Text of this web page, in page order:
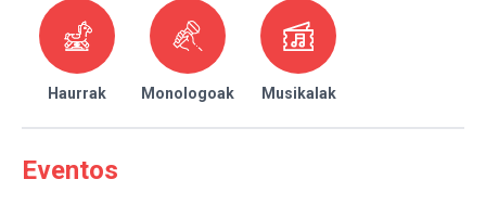
Haurrak Monologoak Musikalak
Eventos